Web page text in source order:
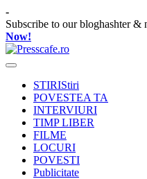
Skip
to
content
-
Subscribe to our bloghashter &
Now!
Presscafe.ro
Cafeneau
urbaneSTIRIStiri
POVESTEA TA
INTERVIURI
TIMP LIBER
FILME
LOCURI
POVESTI
Publicitate